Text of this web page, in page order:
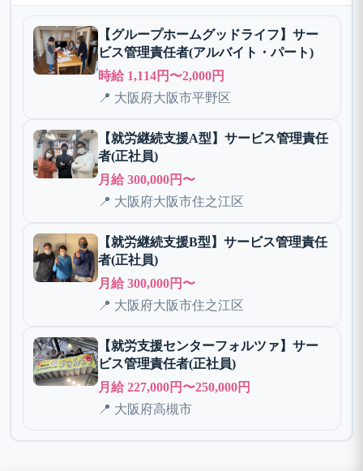
【グループホームグッドライフ】サー
ビス管理責任者(アルバイト・パート)
時給 1,114円〜2,000円
📍 大阪府大阪市平野区
【就労継続支援A型】サービス管理責任
者(正社員)
月給 300,000円〜
📍 大阪府大阪市住之江区
【就労継続支援B型】サービス管理責任
者(正社員)
月給 300,000円〜
📍 大阪府大阪市住之江区
【就労支援センターフォルツァ】サー
ビス管理責任者(正社員)
月給 227,000円〜250,000円
📍 大阪府高槻市